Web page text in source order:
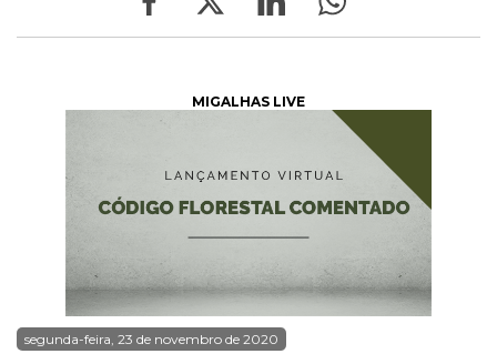
MIGALHAS LIVE
segunda-feira, 23 de novembro de 2020